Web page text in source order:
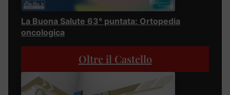
La Buona Salute 63° puntata: Ortopedia
oncologica
Oltre il Castello